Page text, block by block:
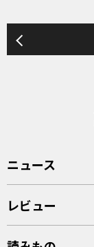
ニュース
レビュー